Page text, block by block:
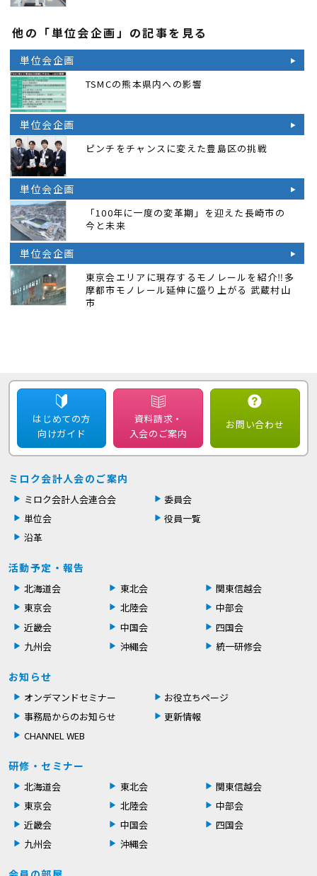
他の「単位会企画」の記事を見る
単位会企画
TSMCの熊本県内への影響
単位会企画
ピンチをチャンスに変えた豊島区の挑戦
単位会企画
「100年に一度の変革期」を迎えた長崎市の
今と未来
単位会企画
東京会エリアに現存するモノレールを紹介‼多
摩都市モノレール延伸に盛り上がる 武蔵村山
市
はじめての方
向けガイド
資料請求・
入会のご案内
お問い合わせ
ミロク会計人会のご案内
ミロク会計人会連合会
委員会
単位会
役員一覧
沿革
活動予定・報告
北海道会 東北会
関東信越会
東京会
北陸会
中部会
近畿会
中国会
四国会
九州会
沖縄会 統一研修会
お知らせ
オンデマンドセミナー
お役立ちページ
事務局からのお知らせ
更新情報
CHANNEL WEB
研修・セミナー
北海道会 東北会
関東信越会
東京会
北陸会
中部会
近畿会
中国会
四国会
九州会
沖縄会